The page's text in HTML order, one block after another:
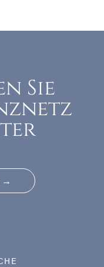
Sie
→